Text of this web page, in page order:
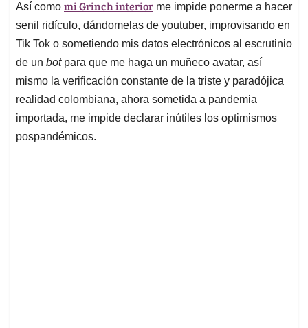
s
A
p
p
b
o
o
k
e
d
I
n
l
a
d
s
Así como mi Grinch interior me impide ponerme a hacer
senil ridículo, dándomelas de youtuber, improvisando en
Tik Tok o sometiendo mis datos electrónicos al escrutinio
de un botpara que me haga un muñeco avatar, así
mismo la verificación constante de la triste y paradójica
realidad colombiana, ahora sometida a pandemia
importada, me impide declarar inútiles los optimismos
pospandémicos.